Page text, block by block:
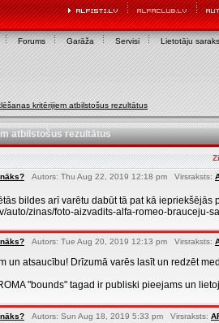
Forums Garāža Servisi Lietotāju
kritērijiem atbilstošus rezultātus
atbilstošus rezultātus
Autors: Thu Aug 22, 2019 12:18 pm Virsraksts:
bildes arī varētu dabūt tā pat kā iepriekšējās
auto/zinas/foto-aizvadits-alfa-romeo-brauceju-
Autors: Tue Aug 20, 2019 12:13 pm Virsraksts:
un atsaucību! Drīzumā varēs lasīt un redzēt
"bounds" tagad ir publiski pieejams un
Autors: Sun Aug 18, 2019 5:33 pm Virsraksts: